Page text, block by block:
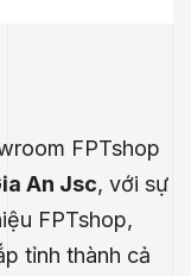
FPTshop
An Jsc, với sự
FPTshop,
tỉnh thành cả